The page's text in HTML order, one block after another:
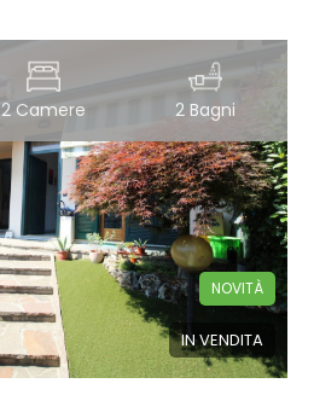
2 Camere 2 Bagni
IN VENDITA
NOVITÀ